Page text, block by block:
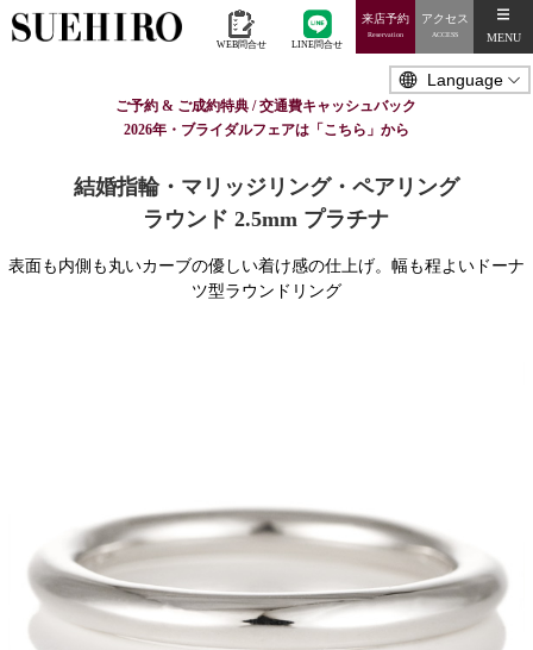
WEB問合せ LINE問合せ
来店予約
Reservation
アクセス
ACCESS MENU
ご予約 & ご成約特典 / 交通費キャッシュバック
2026年・ブライダルフェアは「こちら」から
結婚指輪・マリッジリング・ペアリング
ラウンド 2.5mm プラチナ
表面も内側も丸いカーブの優しい着け感の仕上げ。幅も程よいドーナ
ツ型ラウンドリング